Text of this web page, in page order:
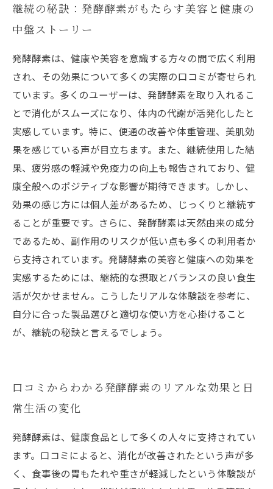
継続の秘訣：発酵酵素がもたらす美容と健康の
中盤ストーリー
発酵酵素は、健康や美容を意識する方々の間で広く利用
され、その効果について多くの実際の口コミが寄せられ
ています。多くのユーザーは、発酵酵素を取り入れるこ
とで消化がスムーズになり、体内の代謝が活発化したと
実感しています。特に、便通の改善や体重管理、美肌効
果を感じている声が目立ちます。また、継続使用した結
果、疲労感の軽減や免疫力の向上も報告されており、健
康全般へのポジティブな影響が期待できます。しかし、
効果の感じ方には個人差があるため、じっくりと継続す
ることが重要です。さらに、発酵酵素は天然由来の成分
であるため、副作用のリスクが低い点も多くの利用者か
ら支持されています。発酵酵素の美容と健康への効果を
実感するためには、継続的な摂取とバランスの良い食生
活が欠かせません。こうしたリアルな体験談を参考に、
自分に合った製品選びと適切な使い方を心掛けること
が、継続の秘訣と言えるでしょう。
口コミからわかる発酵酵素のリアルな効果と日
常生活の変化
発酵酵素は、健康食品として多くの人々に支持されてい
ます。口コミによると、消化が改善されたという声が多
く、食事後の胃もたれや重さが軽減したという体験談が